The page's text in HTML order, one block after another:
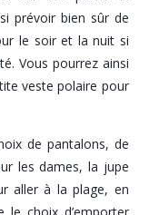
prévoir bien sûr de
le soir et la nuit si
Vous pourrez ainsi
veste polaire pour
de pantalons, de
les dames, la jupe
aller à la plage, en
le choix d’emporter